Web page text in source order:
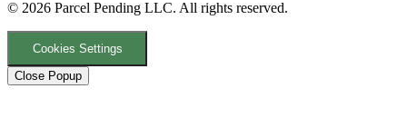
© 2026 Parcel Pending LLC. All rights reserved.
Cookies Settings
Close Popup